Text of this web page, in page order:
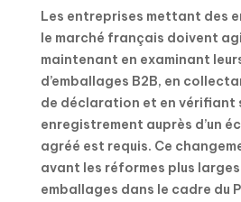
Les entreprises mettant des
le marché français doivent
maintenant en examinant
d’emballages B2B, en
de déclaration et en vérifiant
enregistrement auprès d’un
agréé est requis. Ce
avant les réformes plus larges
emballages dans le cadre du